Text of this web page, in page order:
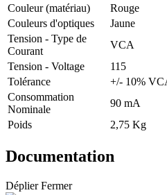
Couleur (matériau)
Rouge
Couleurs d'optiques
Jaune
Tension - Type de
Courant
VCA
Tension - Voltage
115
Tolérance
+/- 10%
Consommation
Nominale
90 mA
Poids
2,75 Kg
Documentation
Déplier Fermer